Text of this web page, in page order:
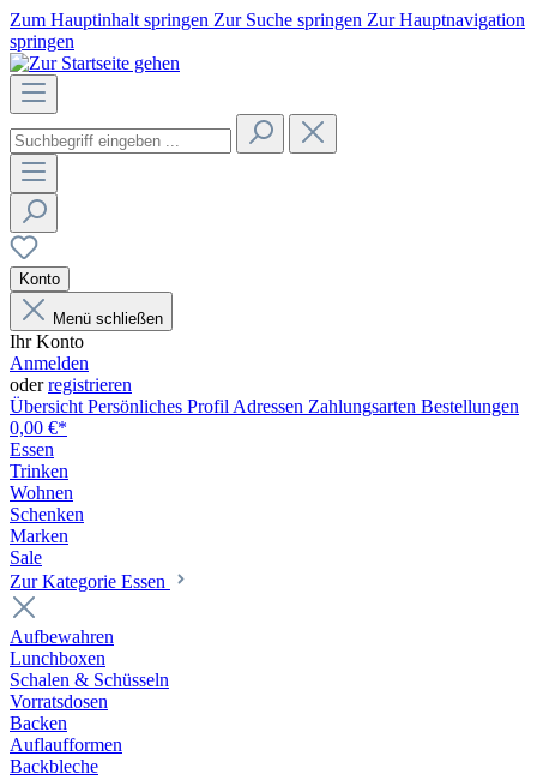
Zum Hauptinhalt springen Zur Suche springen Zur Hauptnavigation
springen
Konto
Menü schließen
Ihr Konto
Anmelden
oderregistrieren
Übersicht Persönliches Profil Adressen Zahlungsarten Bestellungen
0,00 €*
Essen
Trinken
Wohnen
Schenken
Marken
Sale
Zur Kategorie Essen
Aufbewahren
Lunchboxen
Schalen & Schüsseln
Vorratsdosen
Backen
Auflaufformen
Backbleche